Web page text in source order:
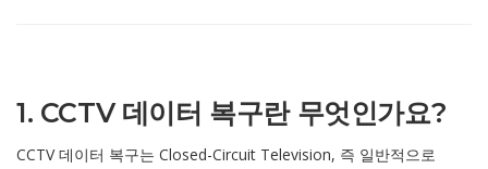
1. CCTV 데이터 복구란 무엇인가요?
CCTV 데이터 복구는 Closed-Circuit Television, 즉 일반적으로